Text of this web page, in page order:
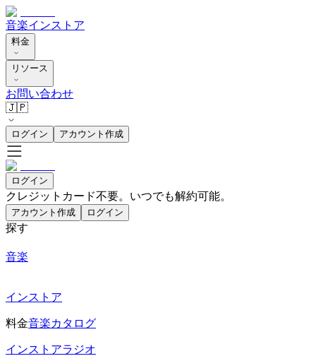
音楽インストア
料金
リソース
お問い合わせ
🇯🇵
ログイン アカウント作成
ログイン
クレジットカード不要。いつでも解約可能。
アカウント作成 ログイン
探す
音楽
インストア
料金音楽カタログ
インストアラジオ